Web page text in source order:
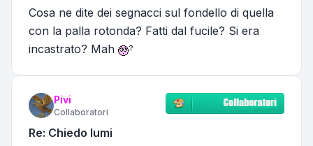
Cosa ne dite dei segnacci sul fondello di quella
con la palla rotonda? Fatti dal fucile? Si era
incastrato? Mah
Pivi
Collaboratori
Re: Chiedo lumi